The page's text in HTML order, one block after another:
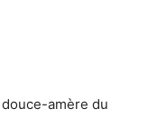
amère du